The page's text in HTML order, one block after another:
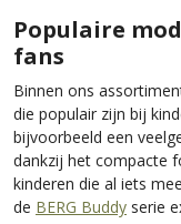
Populaire
fans
Binnen ons
die populair zijn bij
bijvoorbeeld een
dankzij het compacte
kinderen die al iets
de BERG Buddy serie